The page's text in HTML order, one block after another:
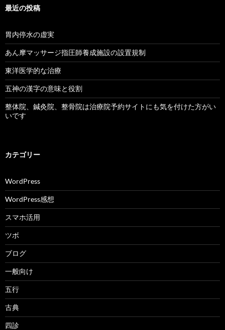
最近の投稿
胃内停水の虚実
あん摩マッサージ指圧師養成施設の設置規制
東洋医学的な治療
五神の漢字の意味と役割
整体院、鍼灸院、整骨院は治療院予約サイトにも気を付けた方がい
いです
カテゴリー
WordPress
WordPress感想
スマホ活用
ツボ
ブログ
一般向け
五行
古典
四診